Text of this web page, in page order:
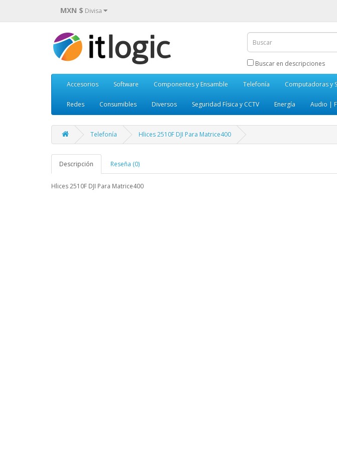
MXN $ Divisa
Buscar en descripciones
Accesorios Software Componentes y Ensamble Telefonía Computadoras y
Redes Consumibles Diversos Seguridad Física y CCTV Energía Audio |
Telefonía Hlices 2510F DJI Para Matrice400
Descripción Reseña (0)
Hlices 2510F DJI Para Matrice400